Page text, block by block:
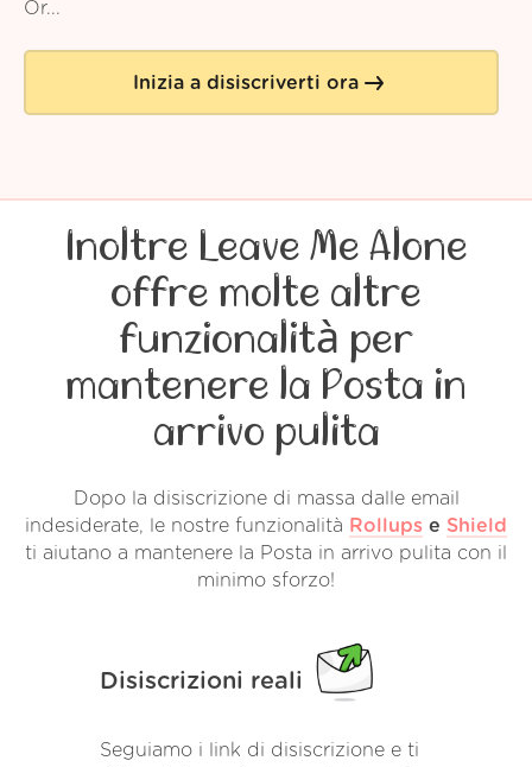
Or...
Inizia a disiscriverti ora
Inoltre Leave Me Alone
offre molte altre
funzionalità per
mantenere la Posta in
arrivo pulita
Dopo la disiscrizione di massa dalle email
indesiderate, le nostre funzionalità Rollups e Shield
ti aiutano a mantenere la Posta in arrivo pulita con il
minimo sforzo!
Disiscrizioni reali
Seguiamo i link di disiscrizione e ti